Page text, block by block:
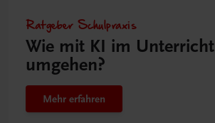
Ratgeber Schulpraxis
Wie mit KI im Unterricht
umgehen?
Mehr erfahren